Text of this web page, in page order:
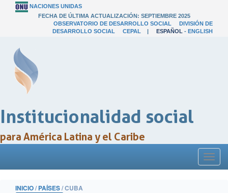
NACIONES UNIDAS
FECHA DE ÚLTIMA ACTUALIZACIÓN: SEPTIEMBRE 2025
OBSERVATORIO DE DESARROLLO SOCIAL
DIVISIÓN DE
DESARROLLO SOCIAL
CEPAL | ESPAÑOL - ENGLISH
Institucionalidad social
para América Latina y el Caribe
INICIO/PAÍSES/ CUBA